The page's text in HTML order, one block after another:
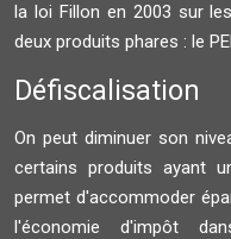
la loi Fillon en 2003 sur
deux produits phares : le
Défiscalisation
On peut diminuer son
certains produits ayant
permet d'accommoder
l'économie d'impôt